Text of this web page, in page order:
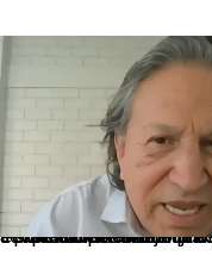
La presidenta Keiko Fujimori informó que la solicitud de indulto presentada por el expresidente Alejandro Toledo será evaluada por la Comisión de Gracias Presidenciales conforme al procedimiento establecido.